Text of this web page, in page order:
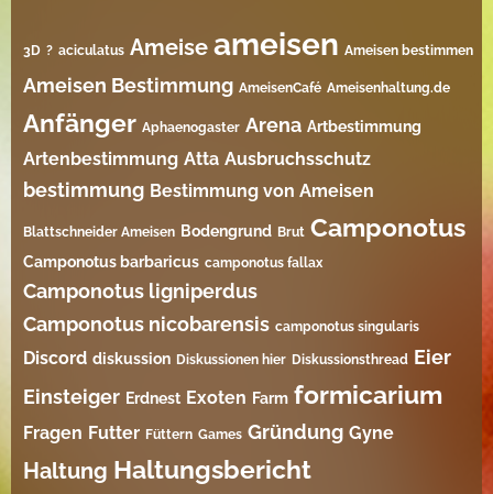
3D ? aciculatus Ameise ameisen Ameisen bestimmen
Ameisen Bestimmung AmeisenCafé Ameisenhaltung.de
Anfänger Aphaenogaster Arena Artbestimmung
Artenbestimmung Atta Ausbruchsschutz
bestimmung Bestimmung von Ameisen
Blattschneider Ameisen Bodengrund Brut Camponotus
Camponotus barbaricus camponotus fallax
Camponotus ligniperdus
Camponotus nicobarensis camponotus singularis
Discord diskussion Diskussionen hier Diskussionsthread Eier
Einsteiger Erdnest Exoten Farm formicarium
Fragen Futter Füttern Games Gründung Gyne
Haltung Haltungsbericht